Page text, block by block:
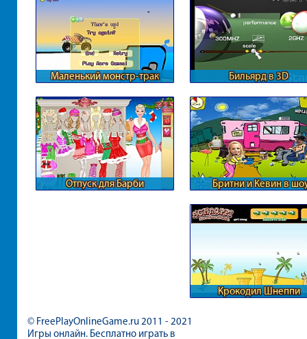
Маленький монстр-трак Бильярд в 3D
Отпуск для Барби
Бритни и Кевин в
Крокодил Шнеппи
© FreePlayOnlineGame.ru 2011 - 2021
Игры онлайн. Бесплатно играть в